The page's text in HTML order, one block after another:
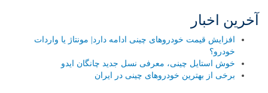
آخرین اخبار
افزایش قیمت خودروهای چینی ادامه دارد| مونتاژ یا واردات
خودرو؟
خوش استایل چینی، معرفی نسل جدید چانگان ایدو
برخی از بهترین خودروهای چینی در ایران